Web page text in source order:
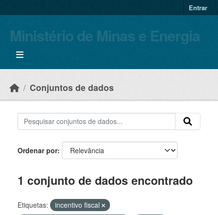
Entrar
Ministério de Minas e Energia
Conjuntos de dados
Ordenar por
1 conjunto de dados encontrado
Etiquetas:
incentivo fiscal